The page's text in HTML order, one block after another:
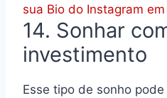
sua Bio do Instagram
14. Sonhar
investimento
Esse tipo de sonho